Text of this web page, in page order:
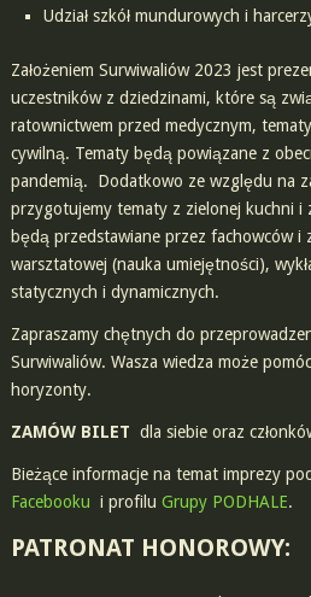
Udział szkół mundurowych i
Założeniem Surwiwaliów 2023 jest
uczestników z dziedzinami, które są
ratownictwem przed medycznym,
cywilną. Tematy będą powiązane z
pandemią. Dodatkowo ze względu na
przygotujemy tematy z zielonej kuchni i
będą przedstawiane przez fachowców i
warsztatowej (nauka umiejętności),
statycznych i dynamicznych.
Zapraszamy chętnych do
Surwiwaliów. Wasza wiedza może
horyzonty.
ZAMÓW BILET dla siebie oraz
Bieżące informacje na temat imprezy
Facebooku i profilu Grupy PODHALE.
PATRONAT HONOROWY: